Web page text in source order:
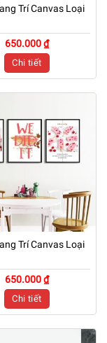
Trí Canvas Loại
650.000 ₫
Chi tiết
Trí Canvas Loại
650.000 ₫
Chi tiết